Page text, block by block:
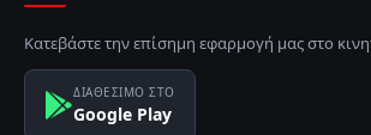
Κατεβάστε την επίσημη εφαρμογή μας στο
ΔΙΑΘΕΣΙΜΟ ΣΤΟ
Google Play